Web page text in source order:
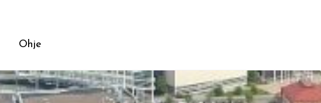
Ohje